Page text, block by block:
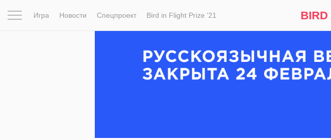
Игра Новости Спецпроект Bird in Flight Prize ‘21 BIRD